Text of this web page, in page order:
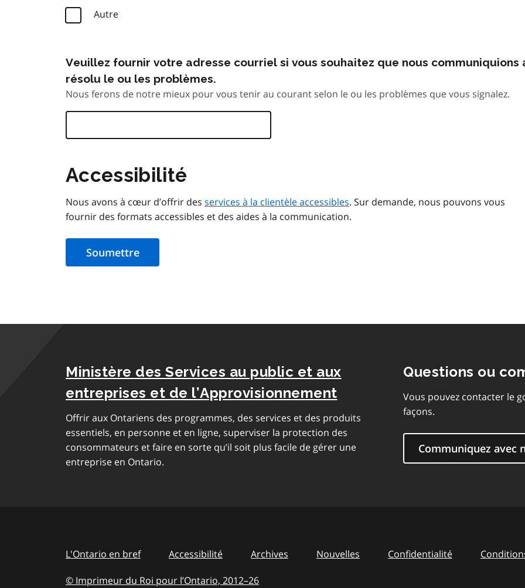
Autre
Veuillez fournir votre adresse courriel si vous souhaitez que nous communiquions
résolu le ou les problèmes.
Nous ferons de notre mieux pour vous tenir au courant selon le ou les problèmes que vous signalez.
Accessibilité
Nous avons à cœur d’offrir des services à la clientèle accessibles. Sur demande, nous pouvons vous
fournir des formats accessibles et des aides à la communication.
Ministère des Services au public et aux
entreprises et de l’Approvisionnement
Offrir aux Ontariens des programmes, des services et des produits
essentiels, en personne et en ligne, superviser la protection des
consommateurs et faire en sorte qu’il soit plus facile de gérer une
entreprise en Ontario.
Questions ou
Vous pouvez contacter le
façons.
Communiquez avec
L'Ontario en bref Accessibilité Archives Nouvelles Confidentialité
© Imprimeur du Roi pour l’Ontario, 2012–to
26